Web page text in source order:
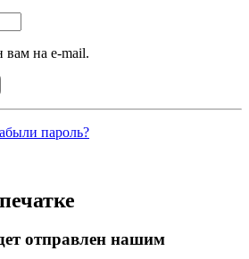
вам на e-mail.
пароль?
отправлен нашим